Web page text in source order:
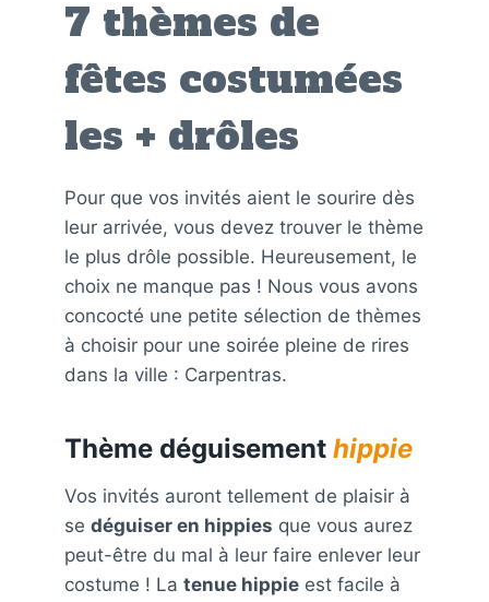
7 thèmes de
fêtes costumées
les + drôles
Pour que vos invités aient le sourire dès
leur arrivée, vous devez trouver le thème
le plus drôle possible. Heureusement, le
choix ne manque pas ! Nous vous avons
concocté une petite sélection de thèmes
à choisir pour une soirée pleine de rires
dans la ville : Carpentras.
Thème déguisement hippie
Vos invités auront tellement de plaisir à
se déguiser en hippies que vous aurez
peut-être du mal à leur faire enlever leur
costume ! La tenue hippie est facile à